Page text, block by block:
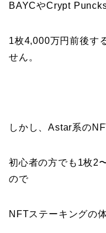
BAYCやCrypt
1枚4,000万円前後す
せん。
しかし、Astar系の
初心者の方でも1枚2
ので
NFTステーキングの